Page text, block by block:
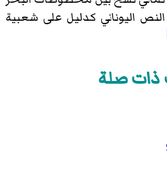
اليوناني كدليل على شعبية
ذات صلة